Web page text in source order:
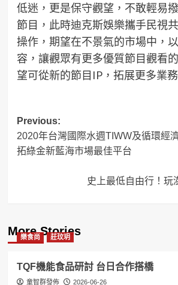
低迷，更是保守觀望，不敢輕易
節目，此時迪克斯娛樂攜手民視
操作，期望在不景氣的市場中，
容，讓觀眾有更多優質節目觀看
望可從新的節目IP，拓展更多業
Post
navigation
Previous:
2020年台灣國際水週TIWW及循環經
拓綠金新藍海市場最佳平台
史上最低自由行！玩
More Stories
樂食尚 莊玟玥
TQF機能食品研討 台日合作搭橋
童智群發佈 2026-06-26